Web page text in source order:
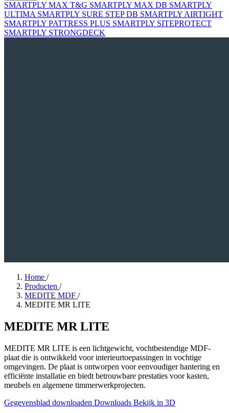
SMARTPLY MAX T&G SMARTPLY MAX DB SMARTPLY
ULTIMA SMARTPLY SURE STEP DB SMARTPLY AIRTIGHT
SMARTPLY PATTRESS PLUS SMARTPLY SITEPROTECT
SMARTPLY STRONGDECK
Home /
Producten /
MEDITE MDF /
MEDITE MR LITE
MEDITE MR LITE
MEDITE MR LITE is een lichtgewicht, vochtbestendige MDF-
plaat die is ontwikkeld voor interieurtoepassingen in vochtige
omgevingen. De plaat is ontworpen voor eenvoudiger hantering en
efficiënte installatie en biedt betrouwbare prestaties voor kasten,
meubels en algemene timmerwerkprojecten.
Gegevensblad downloaden Downloads Bekijk in 3D